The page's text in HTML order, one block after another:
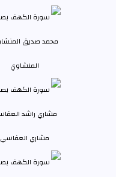
المنشاوي
مشاري العفاسي